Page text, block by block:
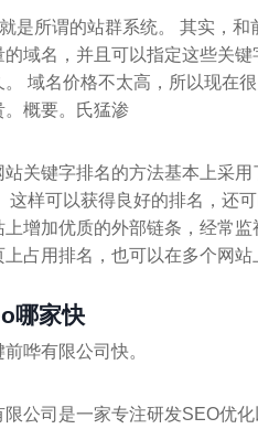
就是所谓的站群系统。 其实，
域名，并且可以指定这些关
。 域名价格不太高，所以现在
概要。氏猛渗
关键字排名的方法基本上采
这样可以获得良好的排名，还
上增加优质的外部链条，经常
占用排名，也可以在多个网站
哪家快
哗有限公司快。
公司是一家专注研发SEO优